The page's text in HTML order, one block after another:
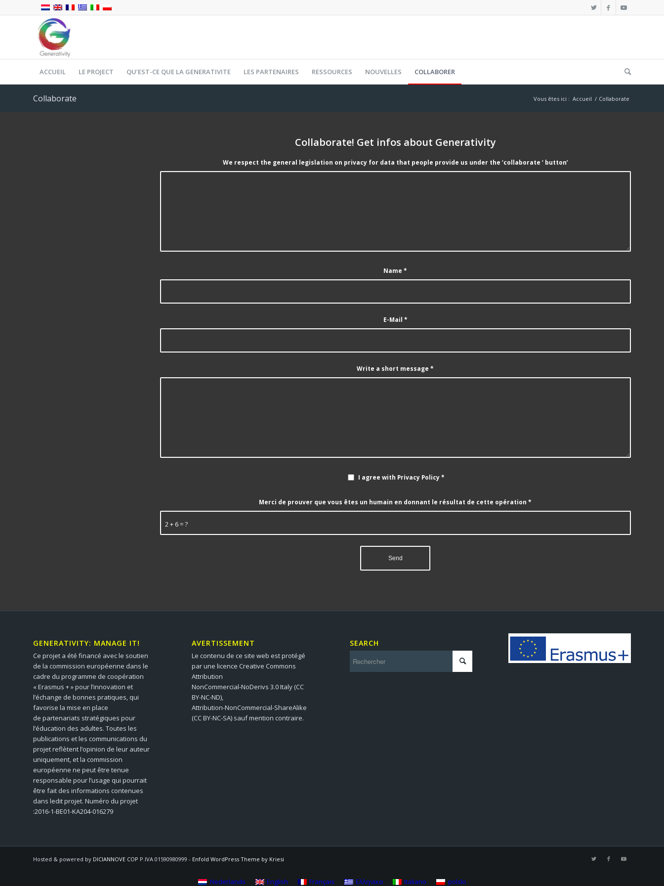
ACCUEIL LE PROJECT QU’EST-CE QUE LA GENERATIVITE LES PARTENAIRES RESSOURCES NOUVELLES COLLABORER
Collaborate Vous êtes ici : Accueil / Collaborate
Collaborate! Get infos about Generativity
We respect the general legislation on privacy for data that people provide us under the ‘collaborate ‘ button’
Name*
E-Mail *
Write a short message*
I agree with Privacy Policy*
2 + 6 = ?
Merci de prouver que vous êtes un humain en donnant le résultat de cette opération*
GENERATIVITY: MANAGE IT!
Ce projet a été financé avec le soutien
de la commission européenne dans le
cadre du programme de coopération
« Erasmus + » pour l’innovation et
l’échange de bonnes pratiques, qui
favorise la mise en place
de partenariats stratégiques pour
l’éducation des adultes. Toutes les
publications et les communications du
projet reflètent l’opinion de leur auteur
uniquement, et la commission
européenne ne peut être tenue
responsable pour l’usage qui pourrait
être fait des informations contenues
dans ledit projet. Numéro du projet
:2016-1-BE01-KA204-016279
AVERTISSEMENT
Le contenu de ce site web est protégé
par une licence Creative Commons
Attribution
NonCommercial-NoDerivs 3.0 Italy (CC
BY-NC-ND),
Attribution-NonCommercial-ShareAlike
(CC BY-NC-SA) sauf mention contraire.
SEARCH
Hosted & powered by DICIANNOVE COP P.IVA 01590980999 - Enfold WordPress Theme by Kriesi
Nederlands English Français Ελληνικα Italiano polski